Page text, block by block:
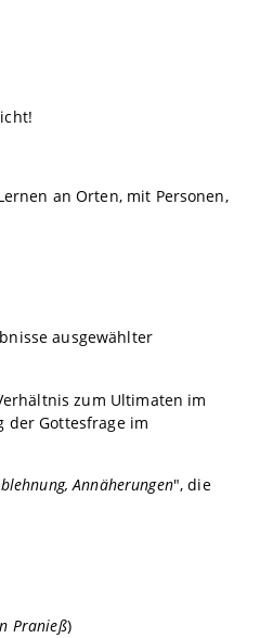
an Orten, mit Personen,
ausgewählter
zum Ultimaten im
der Gottesfrage im
Annäherungen", die
Pranieß)